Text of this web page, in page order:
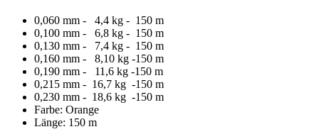
0,060 mm - 4,4 kg - 150 m
0,100 mm - 6,8 kg - 150 m
0,130 mm - 7,4 kg - 150 m
0,160 mm - 8,10 kg -150 m
0,190 mm - 11,6 kg -150 m
0,215 mm - 16,7 kg -150 m
0,230 mm - 18,6 kg -150 m
Farbe: Orange
Länge: 150 m